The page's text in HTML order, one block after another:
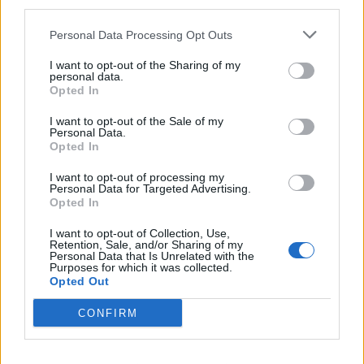
Personal Data Processing Opt Outs
I want to opt-out of the Sharing of my
personal data.
Opted In
I want to opt-out of the Sale of my
Personal Data.
Opted In
I want to opt-out of processing my
Personal Data for Targeted Advertising.
Opted In
I want to opt-out of Collection, Use,
Retention, Sale, and/or Sharing of my
Personal Data that Is Unrelated with the
Purposes for which it was collected.
Opted Out
CONFIRM
In evidenza